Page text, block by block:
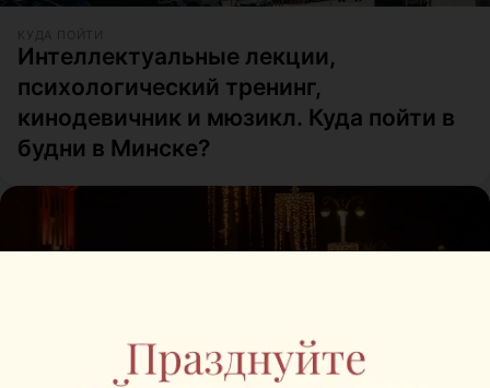
Интеллектуальные лекции,
психологический тренинг,
кинодевичник и мюзикл. Куда пойти в
будни в Минске?